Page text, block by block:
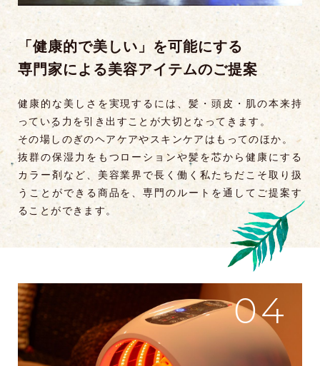
「健康的で美しい」を可能にする
専門家による美容アイテムのご提案
健康的な美しさを実現するには、髪・頭皮・肌の本来持
っている力を引き出すことが大切となってきます。
その場しのぎのヘアケアやスキンケアはもってのほか。
抜群の保湿力をもつローションや髪を芯から健康にする
カラー剤など、美容業界で長く働く私たちだこそ取り扱
うことができる商品を、専門のルートを通してご提案す
ることができます。
04